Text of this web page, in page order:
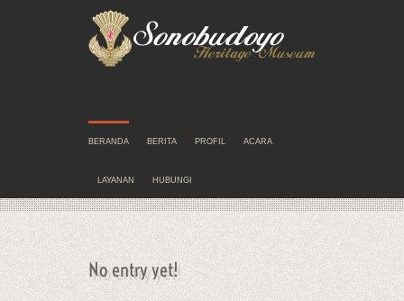
BERANDA BERITA PROFIL ACARA
LAYANAN HUBUNGI
No entry yet!